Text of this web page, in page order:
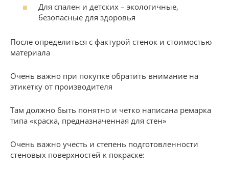
Для спален и детских – экологичные,
безопасные для здоровья
После определиться с фактурой стенок и стоимостью
материала
Очень важно при покупке обратить внимание на
этикетку от производителя
Там должно быть понятно и четко написана ремарка
типа «краска, предназначенная для стен»
Очень важно учесть и степень подготовленности
стеновых поверхностей к покраске: